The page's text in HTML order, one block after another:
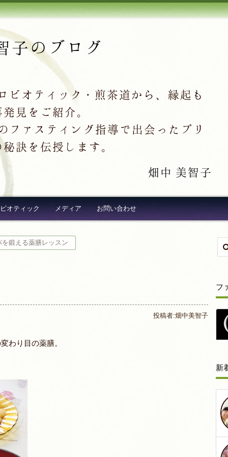
子のブログ
ビオティック・煎茶道から、縁起も
見をご紹介。
ファスティング指導で出会ったプリ
訣を伝授します。
畑中 美智子
オティック メディア お問い合わせ
を鍛える薬膳レッスン
投稿者:畑中美智子
わり目の薬膳。
フ
新